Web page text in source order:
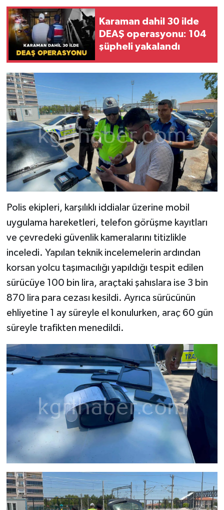
Karaman dahil 30 ilde
DEAŞ operasyonu: 104
şüpheli yakalandı
Polis ekipleri, karşılıklı iddialar üzerine mobil
uygulama hareketleri, telefon görüşme kayıtları
ve çevredeki güvenlik kameralarını titizlikle
inceledi. Yapılan teknik incelemelerin ardından
korsan yolcu taşımacılığı yapıldığı tespit edilen
sürücüye 100 bin lira, araçtaki şahıslara ise 3 bin
870 lira para cezası kesildi. Ayrıca sürücünün
ehliyetine 1 ay süreyle el konulurken, araç 60 gün
süreyle trafikten menedildi.